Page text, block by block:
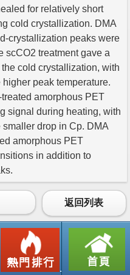
for relatively short
cold crystallization. DMA
crystallization peaks were
scCO2 treatment gave a
cold crystallization, with
peak temperature.
amorphous PET
signal during heating, with
drop in Cp. DMA
amorphous PET
in addition to
返回列表